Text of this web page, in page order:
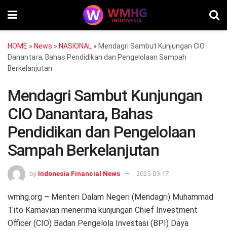
HOME » News » NASIONAL » Mendagri Sambut Kunjungan CIO
Danantara, Bahas Pendidikan dan Pengelolaan Sampah
Berkelanjutan
Mendagri Sambut Kunjungan
CIO Danantara, Bahas
Pendidikan dan Pengelolaan
Sampah Berkelanjutan
by Indonesia Financial News 2025-09-17
wmhg.org – Menteri Dalam Negeri (Mendagri) Muhammad
Tito Karnavian menerima kunjungan Chief Investment
Officer (CIO) Badan Pengelola Investasi (BPI) Daya